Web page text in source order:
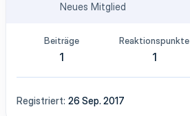
Neues Mitglied
Beiträge
1
Reaktionspunkte
1
Registriert 26 Sep. 2017